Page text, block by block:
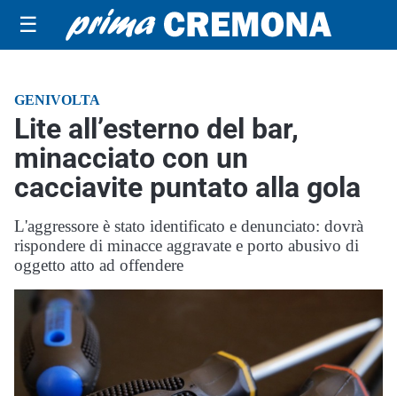
☰
GENIVOLTA
Lite all’esterno del bar,
minacciato con un
cacciavite puntato alla gola
L'aggressore è stato identificato e denunciato: dovrà
rispondere di minacce aggravate e porto abusivo di
oggetto atto ad offendere